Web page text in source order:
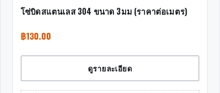
โซ่บิดสแตนเลส 304 ขนาด 3มม (ราคาต่อเมตร)
฿130.00
ดูรายละเอียด